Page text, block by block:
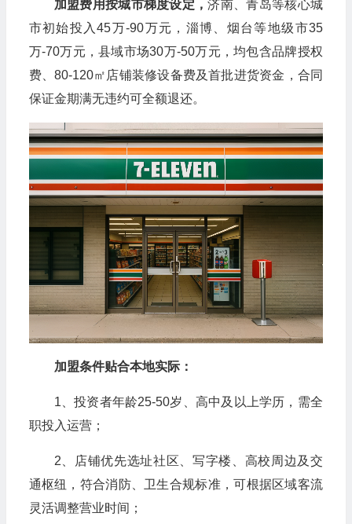
加盟费用按城市梯度设定，济南、青岛等核心城
市初始投入45万-90万元，淄博、烟台等地级市35
万-70万元，县域市场30万-50万元，均包含品牌授权
费、80-120㎡店铺装修设备费及首批进货资金，合同
保证金期满无违约可全额退还。
加盟条件贴合本地实际：
1、投资者年龄25-50岁、高中及以上学历，需全
职投入运营；
2、店铺优先选址社区、写字楼、高校周边及交
通枢纽，符合消防、卫生合规标准，可根据区域客流
灵活调整营业时间；